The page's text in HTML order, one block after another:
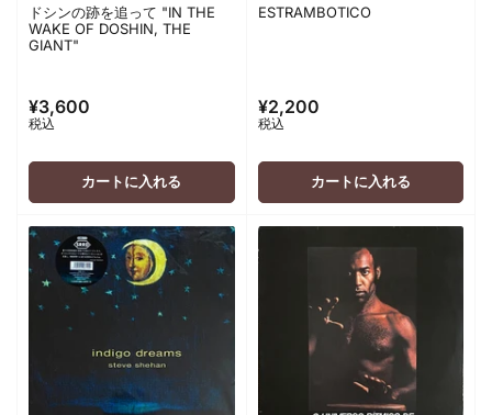
ドシンの跡を追って "IN THE
WAKE OF DOSHIN, THE
GIANT"
通
常
価
¥3,600
税込
カートに入れる
ESTRAMBOTICO
通
常
価
¥2,200
税込
カートに入れる